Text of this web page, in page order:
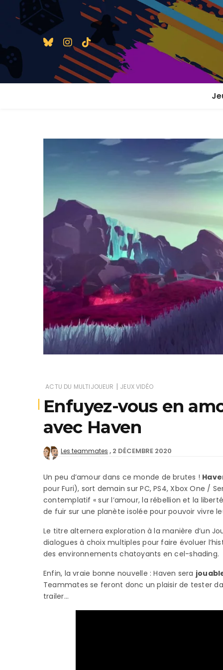
2
ACTU DU MULTIJOUEUR | JEUX VIDÉO
Enfuyez-vous en
avec Haven
Les teammates 2 DÉCEMBRE 2020
Un peu d’amour dans ce monde de brutes !
pour Furi), sort demain sur PC, PS4, Xbox One /
contemplatif « sur l’amour, la rébellion et la
de fuir sur une planète isolée pour pouvoir vivre
Le titre alternera exploration à la manière d’un
dialogues à choix multiples pour faire évoluer
des environnements chatoyants en cel-shading.
Enfin, la vraie bonne nouvelle : Haven sera
Teammates se feront donc un plaisir de tester
trailer…